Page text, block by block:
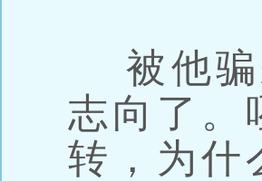
被他骗
志向了。
转，为什